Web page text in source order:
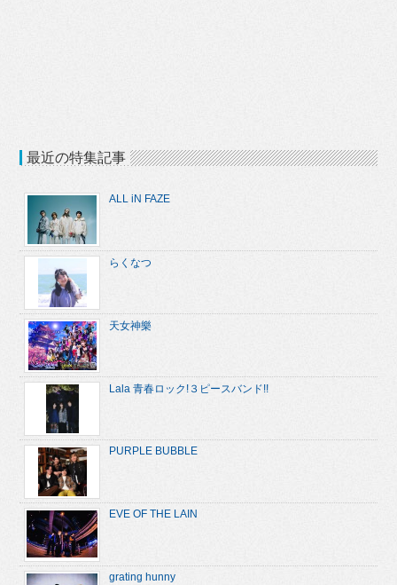
最近の特集記事
ALL iN FAZE
らくなつ
天女神樂
Lala 青春ロック!３ピースバンド!!
PURPLE BUBBLE
EVE OF THE LAIN
grating hunny